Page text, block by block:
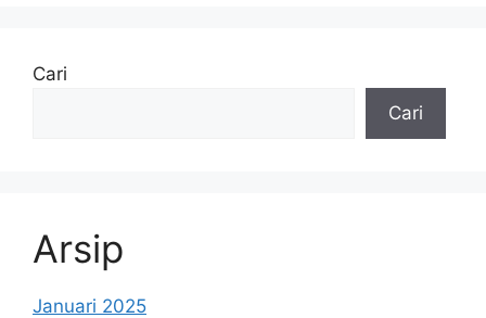
Cari
Cari
Arsip
Januari 2025